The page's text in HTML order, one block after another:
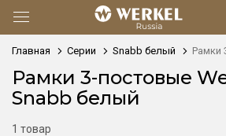
Главная Серии Snabb белый Рамки
Рамки 3-постовые
Snabb белый
1 товар